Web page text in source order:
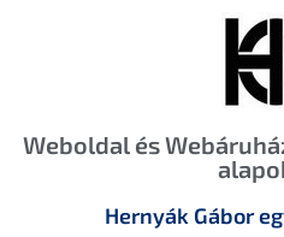
Weboldal és
Hernyák Gábor